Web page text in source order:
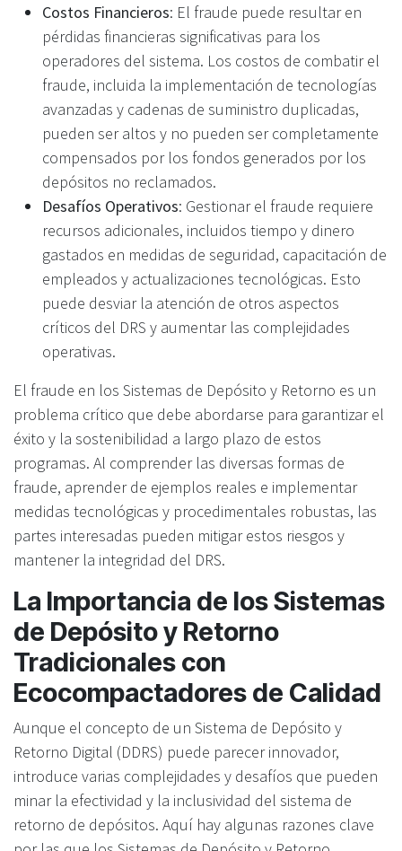
Costos Financieros: El fraude puede resultar en
pérdidas financieras significativas para los
operadores del sistema. Los costos de combatir el
fraude, incluida la implementación de tecnologías
avanzadas y cadenas de suministro duplicadas,
pueden ser altos y no pueden ser completamente
compensados por los fondos generados por los
depósitos no reclamados.
Desafíos Operativos: Gestionar el fraude requiere
recursos adicionales, incluidos tiempo y dinero
gastados en medidas de seguridad, capacitación de
empleados y actualizaciones tecnológicas. Esto
puede desviar la atención de otros aspectos
críticos del DRS y aumentar las complejidades
operativas.
El fraude en los Sistemas de Depósito y Retorno es un
problema crítico que debe abordarse para garantizar el
éxito y la sostenibilidad a largo plazo de estos
programas. Al comprender las diversas formas de
fraude, aprender de ejemplos reales e implementar
medidas tecnológicas y procedimentales robustas, las
partes interesadas pueden mitigar estos riesgos y
mantener la integridad del DRS.
La Importancia de los Sistemas
de Depósito y Retorno
Tradicionales con
Ecocompactadores de Calidad
Aunque el concepto de un Sistema de Depósito y
Retorno Digital (DDRS) puede parecer innovador,
introduce varias complejidades y desafíos que pueden
minar la efectividad y la inclusividad del sistema de
retorno de depósitos. Aquí hay algunas razones clave